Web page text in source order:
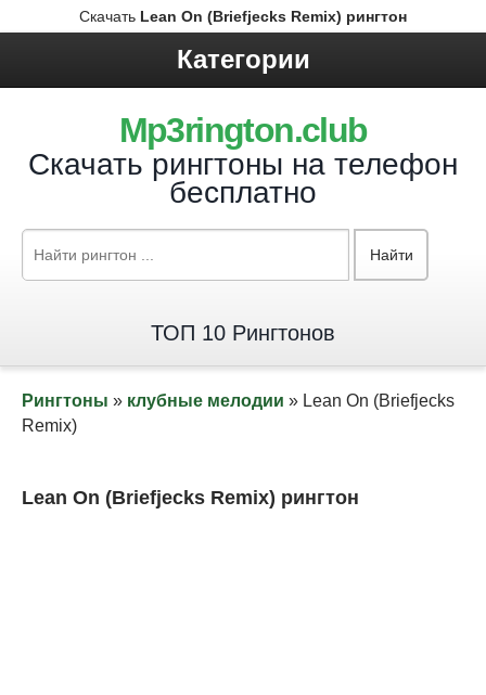
Скачать Lean On (Briefjecks Remix) рингтон
Категории
Mp3rington.club
Скачать рингтоны на телефон
бесплатно
Найти
ТОП 10 Рингтонов
Рингтоны » клубные мелодии » Lean On (Briefjecks
Remix)
Lean On (Briefjecks Remix) рингтон